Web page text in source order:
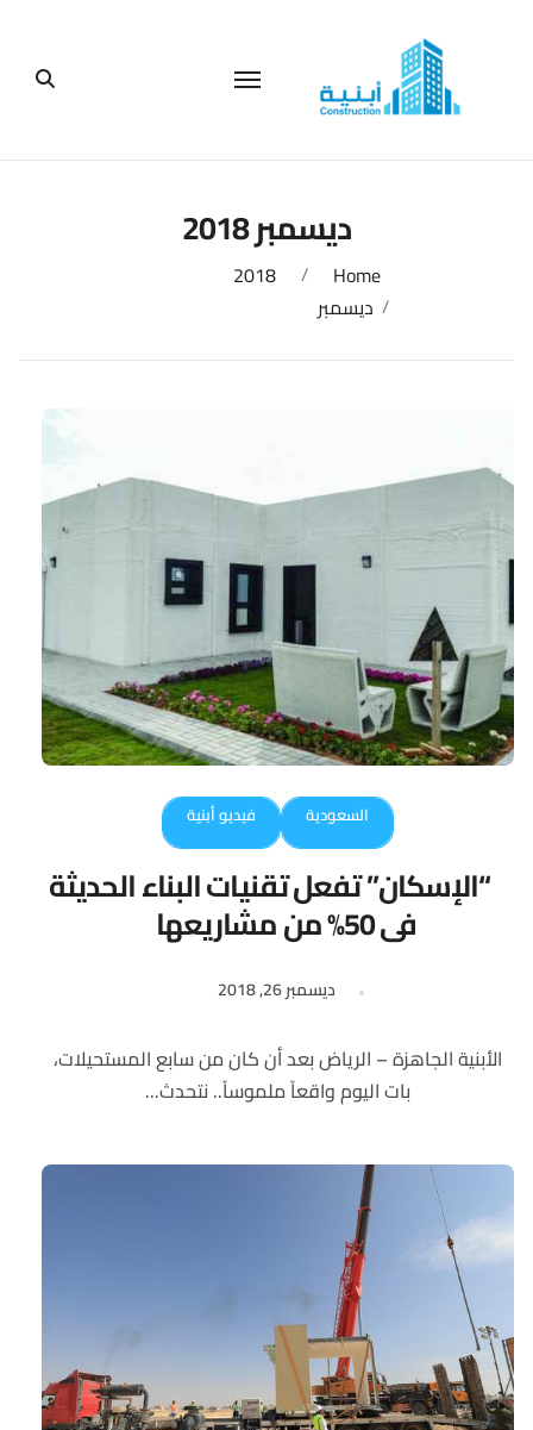
ديسمبر 2018
Home
2018
ديسمبر
السعودية فيديو أبنية
“الإسكان” تفعل تقنيات البناء الحديثة
في 50% من مشاريعها
ديسمبر 26, 2018
الأبنية الجاهزة – الرياض بعد أن كان من سابع المستحيلات،
بات اليوم واقعاً ملموساً.. نتحدث...